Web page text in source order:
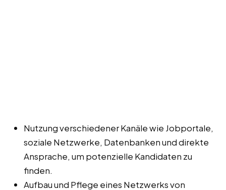
Nutzung verschiedener Kanäle wie Jobportale,
soziale Netzwerke, Datenbanken und direkte
Ansprache, um potenzielle Kandidaten zu
finden.
Aufbau und Pflege eines Netzwerks von